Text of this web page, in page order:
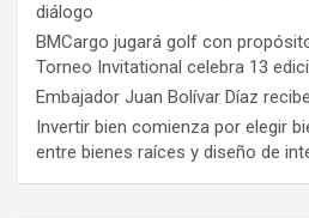
diálogo
BMCargo jugará golf con
Torneo Invitational celebra 13
Embajador Juan Bolívar Díaz
Invertir bien comienza por elegir
entre bienes raíces y diseño de